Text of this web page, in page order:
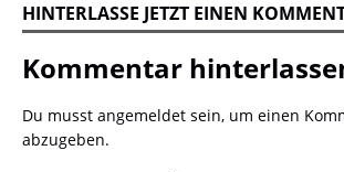
HINTERLASSE JETZT EINEN
Kommentar
Du musst angemeldet sein, um einen
abzugeben.